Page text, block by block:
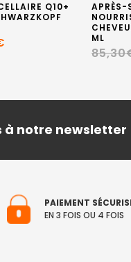
Q10+
APRÈS-
ML
à notre newsletter
PAIEMENT
EN 3 FOIS OU 4 FOIS